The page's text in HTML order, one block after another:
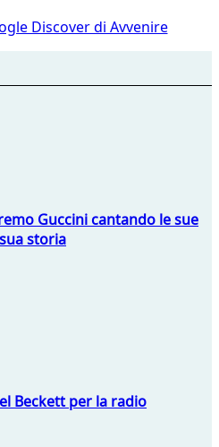
Discover di Avvenire
Guccini cantando le sue
storia
Beckett per la radio